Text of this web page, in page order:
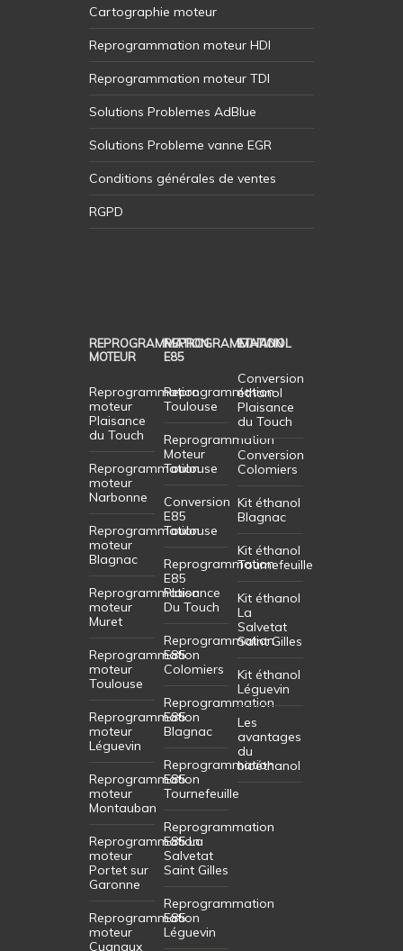
Cartographie moteur
Reprogrammation moteur HDI
Reprogrammation moteur TDI
Solutions Problemes AdBlue
Solutions Probleme vanne EGR
Conditions générales de ventes
RGPD
REPROGRAMMATION
MOTEUR
Reprogrammation
moteur
Plaisance
du Touch
Reprogrammation
moteur
Narbonne
Reprogrammation
moteur
Blagnac
Reprogrammation
moteur
Muret
Reprogrammation
moteur
Toulouse
Reprogrammation
moteur
Léguevin
Reprogrammation
moteur
Montauban
Reprogrammation
moteur
Portet sur
Garonne
Reprogrammation
moteur
Cugnaux
REPROGRAMMATION
E85
Reprogrammation
Toulouse
Reprogrammation
Moteur
Toulouse
Conversion
E85
Toulouse
Reprogrammation
E85
Plaisance
Du Touch
Reprogrammation
E85
Colomiers
Reprogrammation
E85
Blagnac
Reprogrammation
E85
Tournefeuille
Reprogrammation
E85 La
Salvetat
Saint Gilles
Reprogrammation
E85
Léguevin
ETHANOL
Conversion
éthanol
Plaisance
du Touch
Conversion
Colomiers
Kit éthanol
Blagnac
Kit éthanol
Tournefeuille
Kit éthanol
La
Salvetat
Saint Gilles
Kit éthanol
Léguevin
Les
avantages
du
bioéthanol